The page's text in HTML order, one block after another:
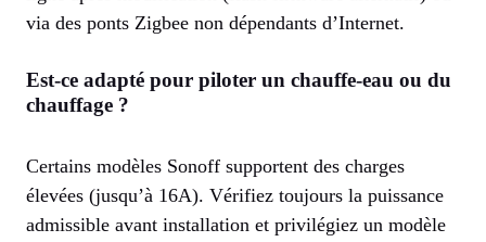
via des ponts Zigbee non dépendants d’Internet.
Est-ce adapté pour piloter un chauffe-eau ou du
chauffage ?
Certains modèles Sonoff supportent des charges
élevées (jusqu’à 16A). Vérifiez toujours la puissance
admissible avant installation et privilégiez un modèle